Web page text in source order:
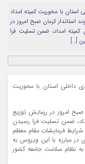
داخلی استان با محوریت کمیته امداد
استاندار کرمان صبح امروز در
کمیته امداد، ضمن تسلیت فرا
[…]
شغل از توانمندی داخلی استان با محوریت
امروز در رزمایش توزیع
ضمن تسلیت فرا رسیدن
شرایط فرمایشات مقام معظم
مبارزه با این ویروس به
به نظام سلامت جامعه کشور